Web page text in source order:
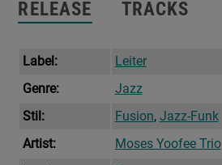
RELEASE TRACKS
Label:
Leiter
Genre:
Jazz
Stil:
Fusion, Jazz-Funk
Artist:
Moses Yoofee Trio